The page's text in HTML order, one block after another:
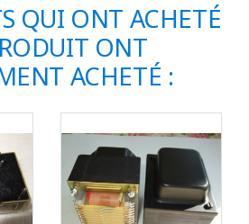
QUI ONT ACHETÉ
ONT
ACHETÉ :